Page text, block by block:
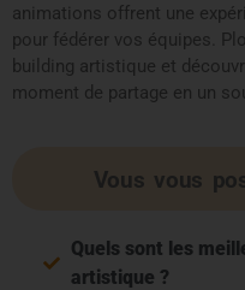
animations offrent une
pour fédérer vos équipes.
building artistique et
moment de partage en un
Vous vous
Quels sont les
artistique ?